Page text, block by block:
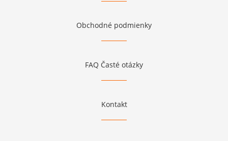
Obchodné podmienky
FAQ Časté otázky
Kontakt